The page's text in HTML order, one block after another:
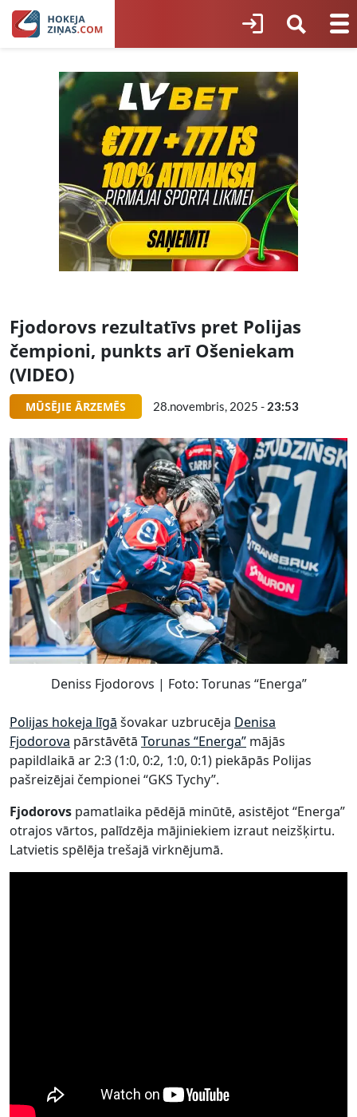
Fjodorovs rezultatīvs pret Polijas
čempioni, punkts arī Ošeniekam
(VIDEO)
MŪSĒJIE ĀRZEMĒS 28.novembris, 2025 - 23:53
Deniss Fjodorovs | Foto: Torunas “Energa”
Polijas hokeja līgā šovakar uzbrucēja Denisa
Fjodorova pārstāvētā Torunas “Energa” mājās
papildlaikā ar 2:3 (1:0, 0:2, 1:0, 0:1) piekāpās Polijas
pašreizējai čempionei “GKS Tychy”.
Fjodorovs pamatlaika pēdējā minūtē, asistējot “Energa”
otrajos vārtos, palīdzēja mājiniekiem izraut neizšķirtu.
Latvietis spēlēja trešajā virknējumā.